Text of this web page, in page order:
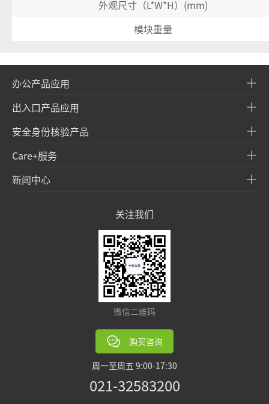
外观尺寸（L*W*H）(mm)
模块重量
办公产品应用
出入口产品应用
安全身份核验产品
Care+服务
新闻中心
关注我们
微信二维码
购买咨询
周一至周五 9:00-17:30
021-32583200